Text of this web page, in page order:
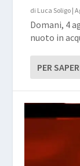
di Luca Soligo |
Domani, 4
nuoto in
PER